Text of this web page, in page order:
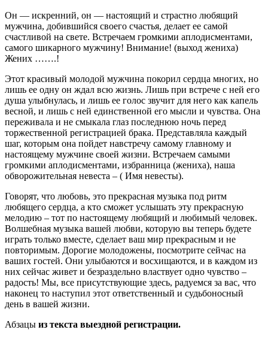
Он — искренний, он — настоящий и страстно любящий
мужчина, добившийся своего счастья, делает ее самой
счастливой на свете. Встречаем громкими аплодисментами,
самого шикарного мужчину! Внимание! (выход жениха)
Жених …….!
Этот красивый молодой мужчина покорил сердца многих, но
лишь ее одну он ждал всю жизнь. Лишь при встрече с ней его
душа улыбнулась, и лишь ее голос звучит для него как капель
весной, и лишь с ней единственной его мысли и чувства. Она
переживала и не смыкала глаз последнюю ночь перед
торжественной регистрацией брака. Представляла каждый
шаг, которым она пойдет навстречу самому главному и
настоящему мужчине своей жизни. Встречаем самыми
громкими аплодисментами, избранница (жениха), наша
обворожительная невеста – ( Имя невесты).
Говорят, что любовь, это прекрасная музыка под ритм
любящего сердца, а кто сможет услышать эту прекрасную
мелодию – тот по настоящему любящий и любимый человек.
Волшебная музыка вашей любви, которую вы теперь будете
играть только вместе, сделает ваш мир прекрасным и не
повторимым. Дорогие молодожены, посмотрите сейчас на
ваших гостей. Они улыбаются и восхищаются, и в каждом из
них сейчас живет и безраздельно властвует одно чувство –
радость! Мы, все присутствующие здесь, радуемся за вас, что
наконец то наступил этот ответственный и судьбоносный
день в вашей жизни.
Абзацы из текста выездной регистрации.